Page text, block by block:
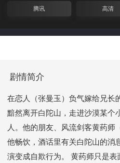
腾讯 高清
剧情简介
在恋人（张曼玉）负气嫁给兄长
黯然离开白陀山，走进沙漠某个
人。他的朋友、风流剑客黄药师
他畅饮，酒话里有关白陀山的消
演变成自欺行为。 黄药师只是表